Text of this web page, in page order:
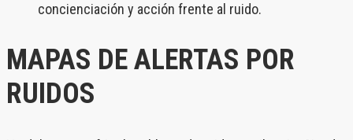
concienciación y acción frente al ruido.
MAPAS DE ALERTAS POR
RUIDOS